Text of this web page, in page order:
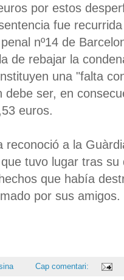
por estos
fue
nº14 de
de rebajar la
una "falta
debe ser, en
euros.
reconoció a la
tuvo lugar tras su
que había
por sus amigos.
Cap comentari: